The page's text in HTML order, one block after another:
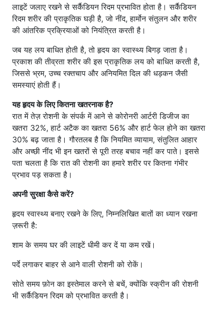
लाइटें जलाए रखने से सर्कैडियन रिदम प्रभावित होता है। सर्कैडियन
रिदम शरीर की प्राकृतिक घड़ी है, जो नींद, हार्मोन संतुलन और शरीर
की आंतरिक प्रक्रियाओं को नियंत्रित करती है।
जब यह लय बाधित होती है, तो हृदय का स्वास्थ्य बिगड़ जाता है।
प्रकाश की तीव्रता शरीर की इस प्राकृतिक लय को बाधित करती है,
जिससे भ्रम, उच्च रक्तचाप और अनियमित दिल की धड़कन जैसी
समस्याएं होती हैं।
यह हृदय के लिए कितना खतरनाक है?
रात में तेज़ रोशनी के संपर्क में आने से कोरोनरी आर्टरी डिजीज का
खतरा 32%, हार्ट अटैक का खतरा 56% और हार्ट फेल होने का खतरा
30% बढ़ जाता है। गौरतलब है कि नियमित व्यायाम, संतुलित आहार
और अच्छी नींद भी इन खतरों से पूरी तरह बचाव नहीं कर पाते। इससे
पता चलता है कि रात की रोशनी का हमारे शरीर पर कितना गंभीर
प्रभाव पड़ सकता है।
अपनी सुरक्षा कैसे करें?
हृदय स्वास्थ्य बनाए रखने के लिए, निम्नलिखित बातों का ध्यान रखना
ज़रूरी है:
शाम के समय घर की लाइटें धीमी कर दें या कम रखें।
पर्दे लगाकर बाहर से आने वाली रोशनी को रोकें।
सोते समय फ़ोन का इस्तेमाल करने से बचें, क्योंकि स्क्रीन की रोशनी
भी सर्कैडियन रिदम को प्रभावित करती है।